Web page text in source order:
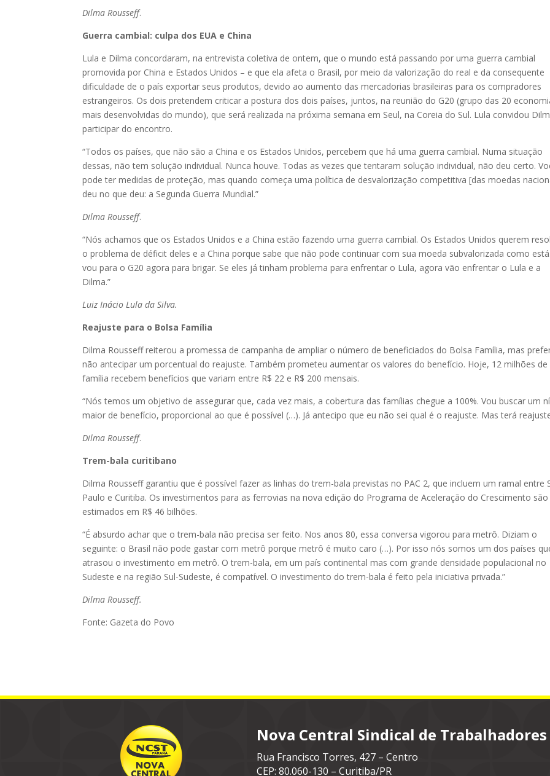
Dilma Rousseff.
Guerra cambial: culpa dos EUA e China
Lula e Dilma concordaram, na entrevista coletiva de ontem, que o mundo está passando por uma guerra cambial
promovida por China e Estados Unidos – e que ela afeta o Brasil, por meio da valorização do real e da consequente
dificuldade de o país exportar seus produtos, devido ao aumento das mercadorias brasileiras para os compradores
estrangeiros. Os dois pretendem criticar a postura dos dois países, juntos, na reunião do G20 (grupo das 20
mais desenvolvidas do mundo), que será realizada na próxima semana em Seul, na Coreia do Sul. Lula convidou
participar do encontro.
“Todos os países, que não são a China e os Estados Unidos, percebem que há uma guerra cambial. Numa situação
dessas, não tem solução individual. Nunca houve. Todas as vezes que tentaram solução individual, não deu certo.
pode ter medidas de proteção, mas quando começa uma política de desvalorização competitiva [das moedas
deu no que deu: a Segunda Guerra Mundial.”
Dilma Rousseff.
“Nós achamos que os Estados Unidos e a China estão fazendo uma guerra cambial. Os Estados Unidos querem
o problema de déficit deles e a China porque sabe que não pode continuar com sua moeda subvalorizada como
vou para o G20 agora para brigar. Se eles já tinham problema para enfrentar o Lula, agora vão enfrentar o Lula e a
Dilma.”
Luiz Inácio Lula da Silva.
Reajuste para o Bolsa Família
Dilma Rousseff reiterou a promessa de campanha de ampliar o número de beneficiados do Bolsa Família, mas
não antecipar um porcentual do reajuste. Também prometeu aumentar os valores do benefício. Hoje, 12 milhões de
família recebem benefícios que variam entre R$ 22 e R$ 200 mensais.
“Nós temos um objetivo de assegurar que, cada vez mais, a cobertura das famílias chegue a 100%. Vou buscar um
maior de benefício, proporcional ao que é possível (…). Já antecipo que eu não sei qual é o reajuste. Mas terá
Dilma Rousseff.
Trem-bala curitibano
Dilma Rousseff garantiu que é possível fazer as linhas do trem-bala previstas no PAC 2, que incluem um ramal entre
Paulo e Curitiba. Os investimentos para as ferrovias na nova edição do Programa de Aceleração do Crescimento são
estimados em R$ 46 bilhões.
“É absurdo achar que o trem-bala não precisa ser feito. Nos anos 80, essa conversa vigorou para metrô. Diziam o
seguinte: o Brasil não pode gastar com metrô porque metrô é muito caro (…). Por isso nós somos um dos países
atrasou o investimento em metrô. O trem-bala, em um país continental mas com grande densidade populacional no
Sudeste e na região Sul-Sudeste, é compatível. O investimento do trem-bala é feito pela iniciativa privada.”
Dilma Rousseff.
Fonte: Gazeta do Povo
Nova Central Sindical de
Rua Francisco Torres, 427 – Centro
CEP: 80.060-130 – Curitiba/PR